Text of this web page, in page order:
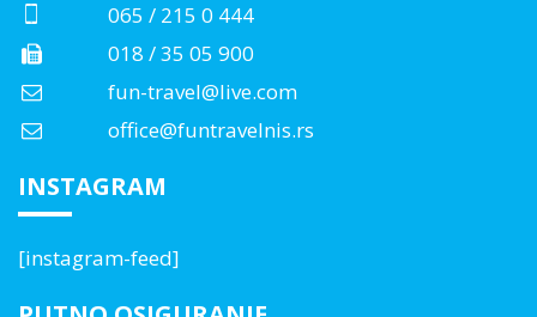
065 / 215 0 444
018 / 35 05 900
fun-travel@live.com
office@funtravelnis.rs
INSTAGRAM
[instagram-feed]